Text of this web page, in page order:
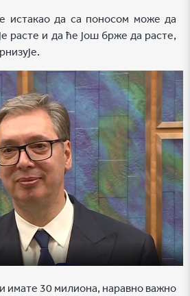
истакао да са поносом може да
расте и да ће још брже да расте,
имате 30 милиона, наравно важно